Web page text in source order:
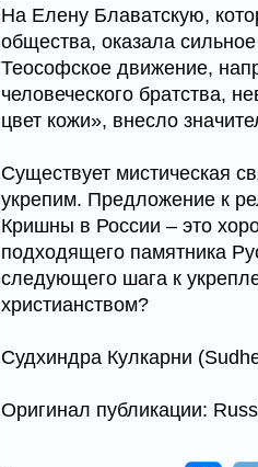
На Елену Блаватскую,
общества, оказала
Теософское движение,
человеческого братства,
цвет кожи», внесло
Существует мистическая
укрепим. Предложение к
Кришны в России – это
подходящего памятника
следующего шага к
христианством?
Судхиндра Кулкарни
Оригинал публикации: